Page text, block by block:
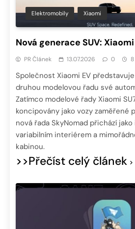
Elektromobily Xiaomi
Nová generace SUV:
PR Článek 13.07.2026 0
Společnost Xiaomi EV
druhou modelovou řadu své
Zatímco modelové řady Xiaomi
koncipovány jako vozy zaměřené
nová řada SkyNomad přichází
variabilním interiérem a
kabinou.
>>Přečíst celý článek